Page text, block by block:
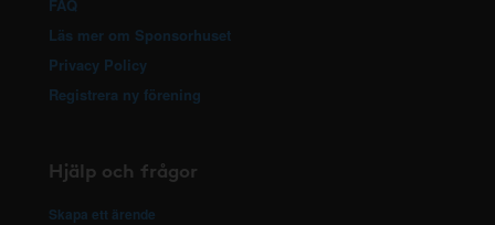
FAQ
Läs mer om Sponsorhuset
Privacy Policy
Registrera ny förening
Hjälp och frågor
Skapa ett ärende